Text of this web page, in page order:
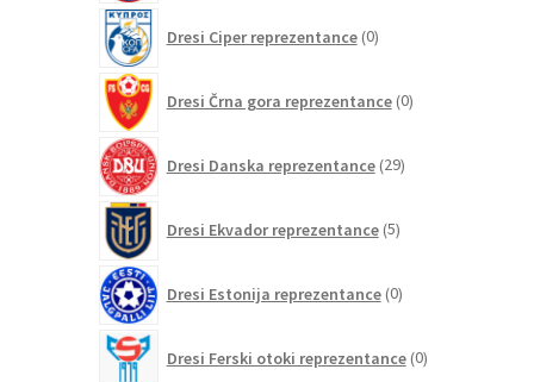
Dresi Ciper reprezentance 0izdelkov
Dresi Črna gora reprezentance 0izdelkov
Dresi Danska reprezentance 29izdelkov
Dresi Ekvador reprezentance 5izdelkov
Dresi Estonija reprezentance 0izdelkov
Dresi Ferski otoki reprezentance 0izdelkov